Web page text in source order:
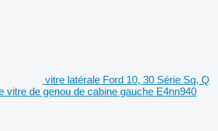
vitre latérale Ford 10, 30 Série Sq, Q
vitre de genou de cabine gauche E4nn940